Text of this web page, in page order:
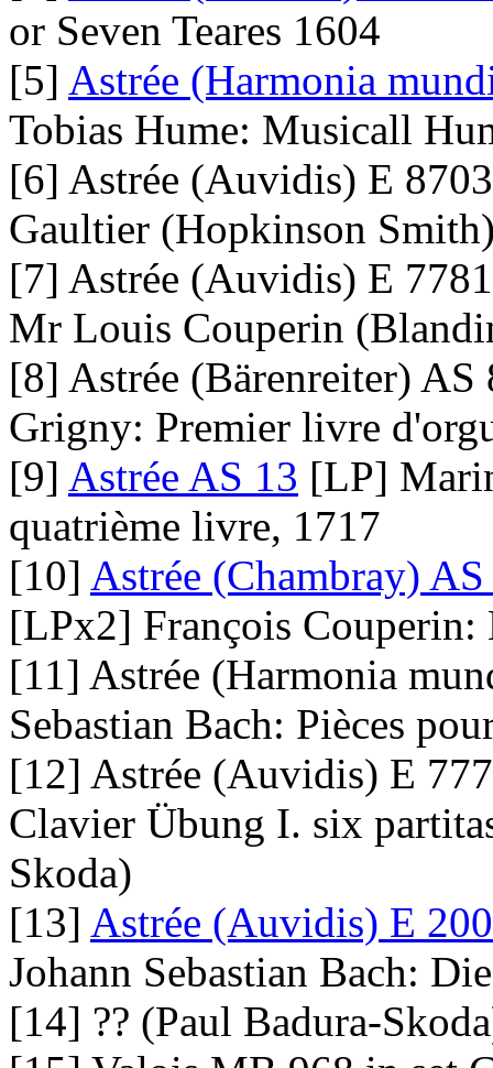
or Seven Teares 1604
[5] Astrée (Harmonia
Tobias Hume: Musicall
[6] Astrée (Auvidis) E
Gaultier (Hopkinson
[7] Astrée (Auvidis) E
Mr Louis Couperin
[8] Astrée (Bärenreiter)
Grigny: Premier livre
[9] Astrée AS 13 [LP]
quatrième livre, 1717
[10] Astrée (Chambray)
[LPx2] François Couperin:
[11] Astrée (Harmonia
Sebastian Bach: Pièces
[12] Astrée (Auvidis) E
Clavier Übung I. six
Skoda)
[13] Astrée (Auvidis) E
Johann Sebastian Bach:
[14] ?? (Paul Badura-